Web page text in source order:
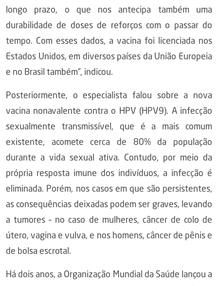
longo prazo, o que nos antecipa também uma
durabilidade de doses de reforços com o passar do
tempo. Com esses dados, a vacina foi licenciada nos
Estados Unidos, em diversos países da União Europeia
e no Brasil também”, indicou.
Posteriormente, o especialista falou sobre a nova
vacina nonavalente contra o HPV (HPV9). A infecção
sexualmente transmissível, que é a mais comum
existente, acomete cerca de 80% da população
durante a vida sexual ativa. Contudo, por meio da
própria resposta imune dos indivíduos, a infecção é
eliminada. Porém, nos casos em que são persistentes,
as consequências deixadas podem ser graves, levando
a tumores – no caso de mulheres, câncer de colo de
útero, vagina e vulva, e nos homens, câncer de pênis e
de bolsa escrotal.
Há dois anos, a Organização Mundial da Saúde lançou a